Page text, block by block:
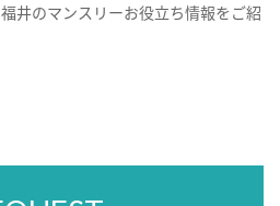
井のマンスリーお役立ち情報をご紹